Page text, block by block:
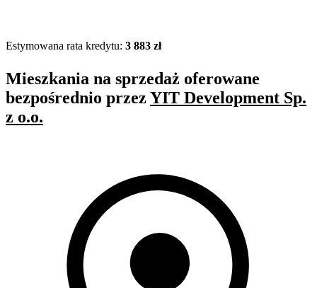
Estymowana rata kredytu: 3 883 zł
Mieszkania na sprzedaż oferowane
bezpośrednio przez YIT Development Sp.
z o.o.